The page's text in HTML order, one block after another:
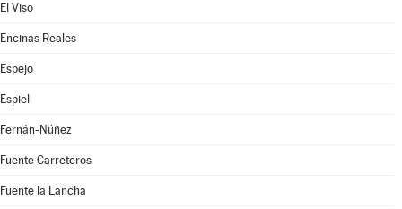
El Viso
Encinas Reales
Espejo
Espiel
Fernán-Núñez
Fuente Carreteros
Fuente la Lancha